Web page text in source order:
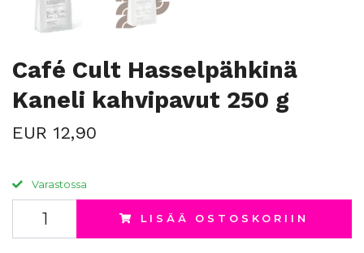
Café Cult Hasselpähkinä
Kaneli kahvipavut 250 g
EUR 12,90
Varastossa
LISÄÄ OSTOSKORIIN